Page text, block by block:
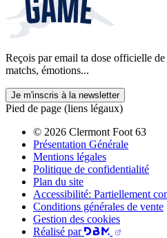
Reçois par email ta dose officielle
matchs, émotions...
Je m'inscris à la newsletter
Pied de page (liens légaux)
© 2026 Clermont Foot 63
Présentation Générale
Mentions légales
Politique de confidentialité
Plan du site
Accessibilité: Partiellement
Conditions générales de vente
Gestion des cookies
Réalisé par